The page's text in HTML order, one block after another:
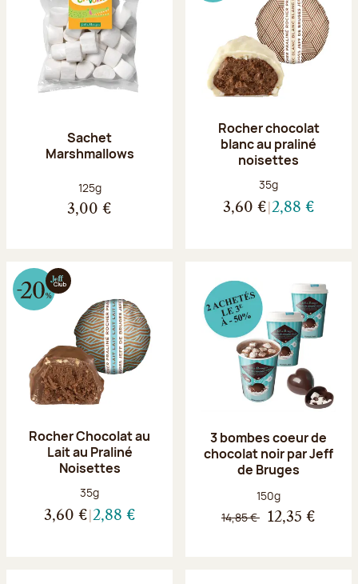
Sachet
Marshmallows
Poids net :
125g
3,00 €
Rocher chocolat
blanc au praliné
noisettes
Poids net :
35g
3,60 € 2,88 €
Rocher Chocolat au
Lait au Praliné
Noisettes
Poids net :
35g
3,60 € 2,88 €
3 bombes coeur de
chocolat noir par Jeff
de Bruges
Poids net :
150g
14,85 € 12,35 €